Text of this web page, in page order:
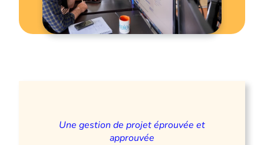
Une gestion de projet éprouvée et
approuvée